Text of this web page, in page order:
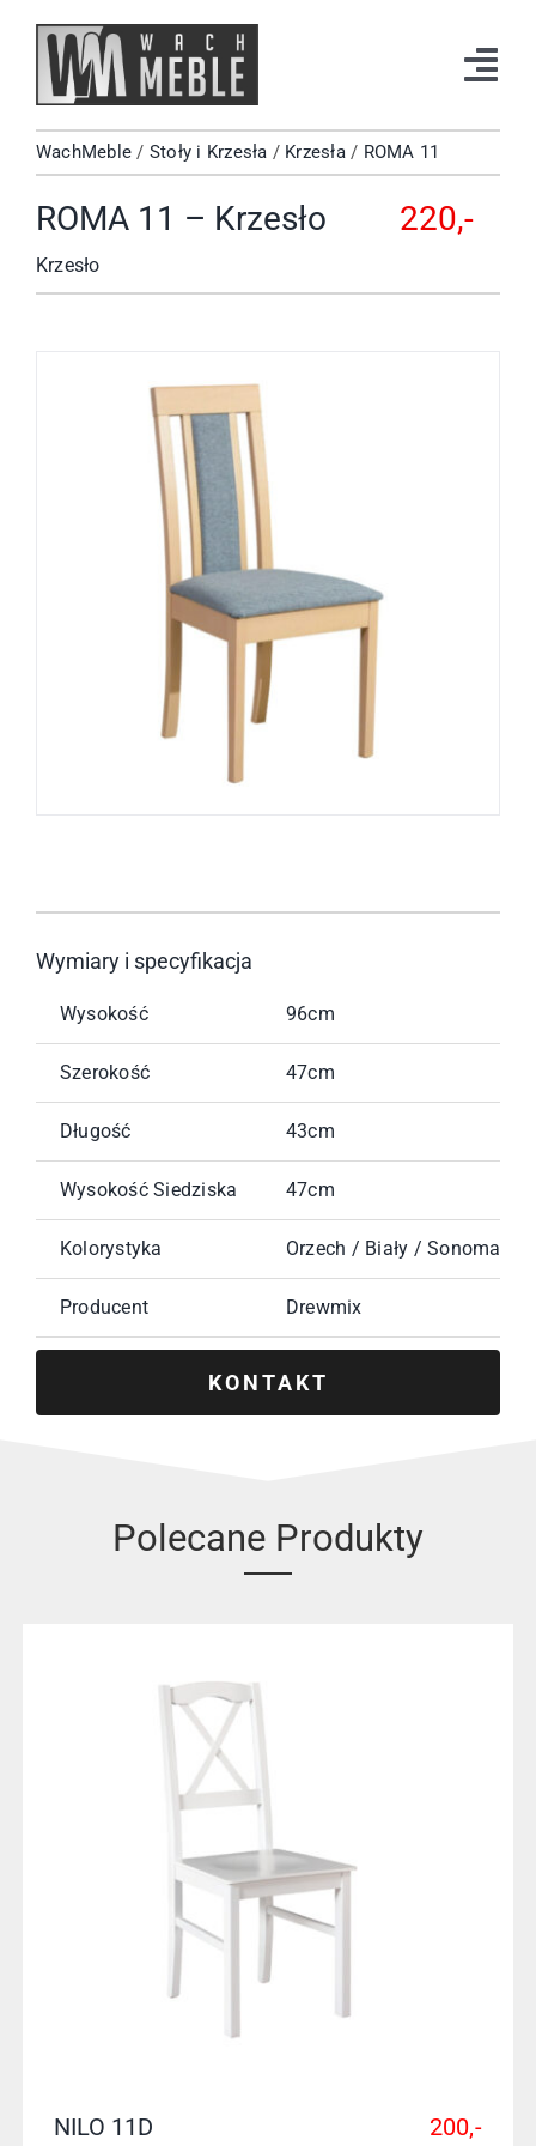
zawartości
Strona Główna
Katalog
WachMeble / Stoły i Krzesła / Krzesła/ ROMA 11
ROMA 11 – Krzesło
Krzesło
220,-
Wymiary i specyfikacja
Wysokość 96cm
Szerokość 47cm
Długość 43cm
Wysokość Siedziska 47cm
Kolorystyka Orzech / Biały / Sonoma /
Producent Drewmix
KONTAKT
Polecane Produkty
NILO 11D 200,-